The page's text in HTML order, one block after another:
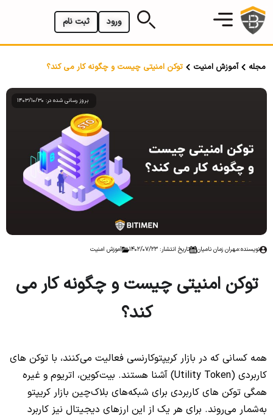
ثبت نام ورود
مجله آموزش امنیت توکن امنیتی چیست و چگونه کار می کند؟
بروز رسانی شده در: 1403/10/30
نویسنده:مهران زمان نامیان تاریخ انتشار: 1402/07/23 آموزش امنیت
توکن امنیتی چیست و چگونه کار می
کند؟
همه کسانی که در بازار کریپتوکارنسی فعالیت می‌کنند، با توکن‌ های
کاربردی (Utility Token) آشنا هستند. بیت‌کوین، اتریوم و غیره
همگی توکن‌ های کاربردی برای شبکه‌های بلاک‌چین بازار کریپتو
به‌شمار می‌روند. برای هر یک از این ارزهای دیجیتال نیز کاربرد